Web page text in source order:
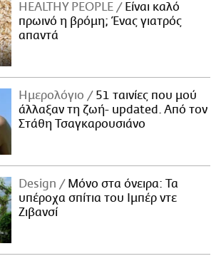
HEALTHY PEOPLE
Είναι καλό
πρωινό η βρόμη; Ένας γιατρός
απαντά
Ημερολόγιο
51 ταινίες που μού
άλλαξαν τη ζωή- updated. Aπό τον
Στάθη Τσαγκαρουσιάνο
Design
Μόνο στα όνειρα: Τα
υπέροχα σπίτια του Ιμπέρ ντε
Ζιβανσί